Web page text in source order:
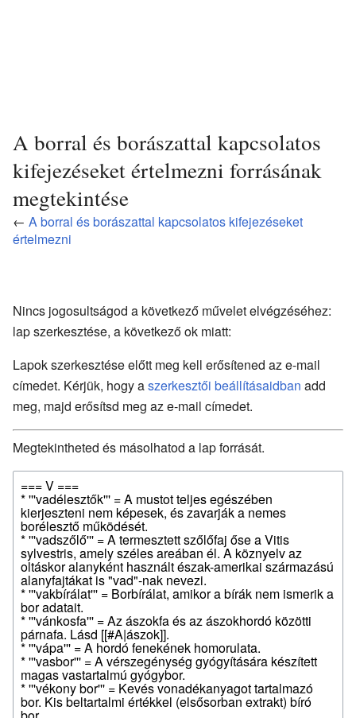
A borral és borászattal kapcsolatos
kifejezéseket értelmezni forrásának
megtekintése
← A borral és borászattal kapcsolatos kifejezéseket
értelmezni
Nincs jogosultságod a következő művelet elvégzéséhez:
lap szerkesztése, a következő ok miatt:
Lapok szerkesztése előtt meg kell erősítened az e-mail
címedet. Kérjük, hogy aszerkesztői beállításaidban add
meg, majd erősítsd meg az e-mail címedet.
Megtekintheted és másolhatod a lap forrását.